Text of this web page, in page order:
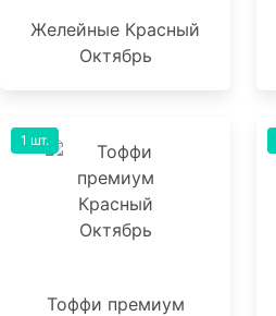
Желейные Красный
Октябрь
Тоффи премиум
1 шт.